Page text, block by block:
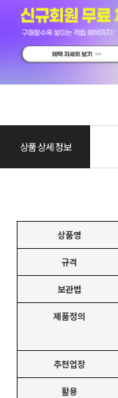
상품 상세 정보
상품명
규격
보관법
제품정의
추천업장
활용